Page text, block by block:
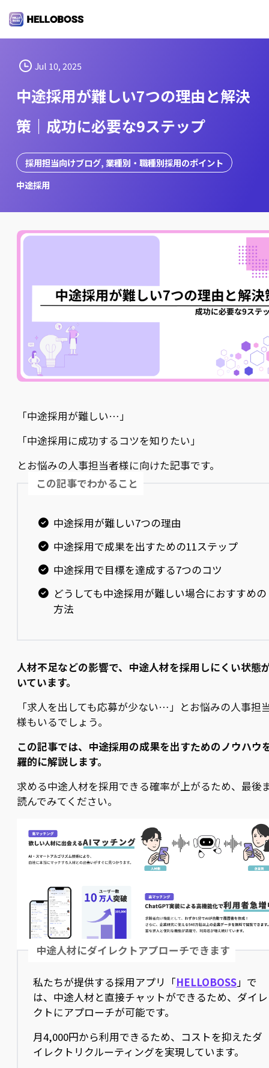
i
Jul 10, 2025
中途採用が難しい7つの理由と解決
策｜成功に必要な9ステップ
採用担当向けブログ, 業種別・職種別採用のポイント
中途採用
「中途採用が難しい…」
「中途採用に成功するコツを知りたい」
とお悩みの人事担当者様に向けた記事です。
この記事でわかること
中途採用が難しい7つの理由
中途採用で成果を出すための11ステップ
中途採用で目標を達成する7つのコツ
どうしても中途採用が難しい場合におすすめの
方法
人材不足などの影響で、中途人材を採用しにくい状態
いています。
「求人を出しても応募が少ない…」とお悩みの人事担
様もいるでしょう。
この記事では、中途採用の成果を出すためのノウハウ
羅的に解説します。
求める中途人材を採用できる確率が上がるため、最後
読んでみてください。
中途人材にダイレクトアプローチできます
私たちが提供する採用アプリ「HELLOBOSS」で
は、中途人材と直接チャットができるため、ダイレ
クトにアプローチが可能です。
月4,000円から利用できるため、コストを抑えたダ
イレクトリクルーティングを実現しています。